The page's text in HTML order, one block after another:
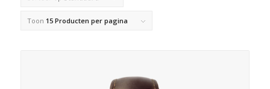
Toon 15 Producten per pagina